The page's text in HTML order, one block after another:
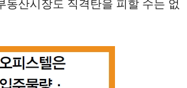
동산시장도 직격탄을 피할 수는 없